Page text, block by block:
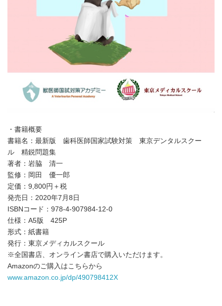
・書籍概要
書籍名：最新版 歯科医師国家試験対策 東京デンタルスクー
ル 精鋭問題集
著者：岩脇 清一
監修：岡田 優一郎
定価：9,800円＋税
発売日：2020年7月8日
ISBNコード：978-4-907984-12-0
仕様：A5版 425P
形式：紙書籍
発行：東京メディカルスクール
※全国書店、オンライン書店で購入いただけます。
Amazonのご購入はこちらから
www.amazon.co.jp/dp/490798412X